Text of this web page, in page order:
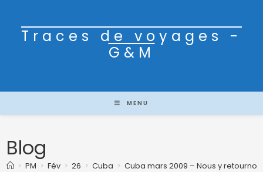
Traces de voyages -
G&M
MENU
Blog
> PM > Fév > 26 > Cuba > Cuba mars 2009 – Nous y